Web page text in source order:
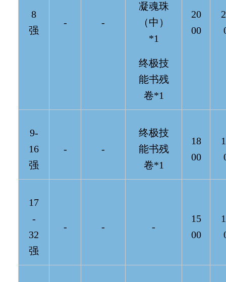
8
强
- -
凝魂珠
（中）
*1
终极技
能书残
卷*1
20
00
9-
16
强
- -
终极技
能书残
卷*1
18
00
17
-
32
强
- - -
15
00